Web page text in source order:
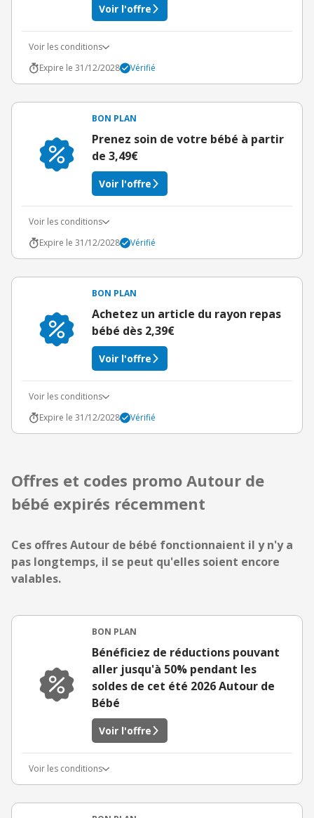
Voir l'offre
Voir les conditions
Expire le 31/12/2028
Vérifié
BON PLAN
Prenez soin de votre bébé à partir
de 3,49€
Voir l'offre
Voir les conditions
Expire le 31/12/2028
Vérifié
BON PLAN
Achetez un article du rayon repas
bébé dès 2,39€
Voir l'offre
Voir les conditions
Expire le 31/12/2028
Vérifié
Offres et codes promo Autour de
bébé expirés récemment
Ces offres Autour de bébé fonctionnaient il y n'y a
pas longtemps, il se peut qu'elles soient encore
valables.
BON PLAN
Bénéficiez de réductions pouvant
aller jusqu'à 50% pendant les
soldes de cet été 2026 Autour de
Bébé
Voir l'offre
Voir les conditions